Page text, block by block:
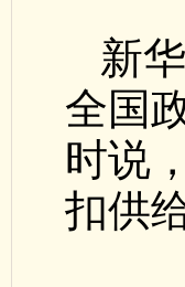
新
全国
时说
扣供